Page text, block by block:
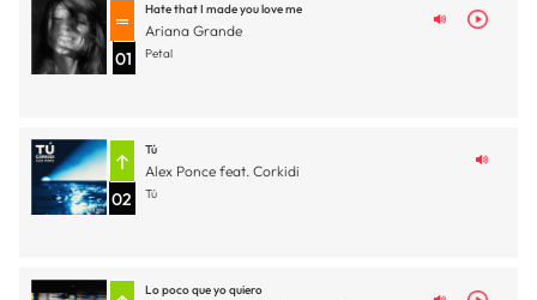
01
Hate that I made you love me
Ariana Grande
Petal
02
Tú
Alex Ponce feat. Corkidi
Tú
Lo poco que yo quiero